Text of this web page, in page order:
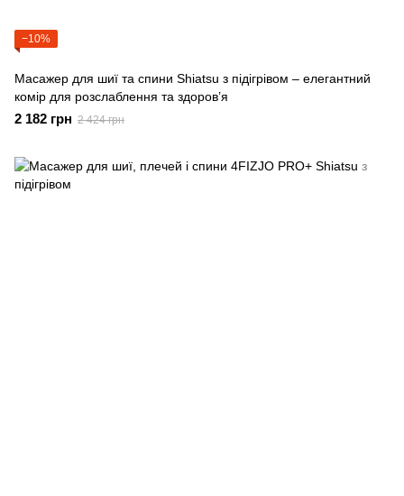
−10%
Масажер для шиї та спини Shiatsu з підігрівом – елегантний
комір для розслаблення та здоров’я
2 182 грн 2 424 грн